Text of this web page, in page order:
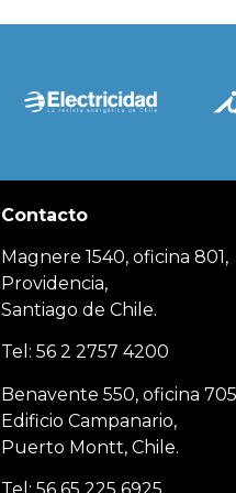
Contacto
Magnere 1540, oficina 801,
Providencia,
Santiago de Chile.
Tel: 56 2 2757 4200
Benavente 550, oficina
Edificio Campanario,
Puerto Montt, Chile.